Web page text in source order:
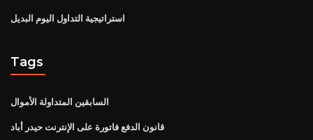
استراتيجية التداول اليوم البديل
Tags
السابقين المتداولة الأموال
قانون الدفع فاتورة على الإنترنت حيدر أباد